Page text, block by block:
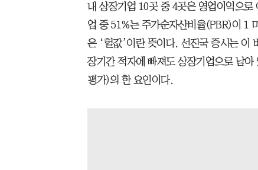
내 상장기업 10곳 중 4곳은 영업이익으로
업 중 51%는 주가순자산비율(PBR)이 1
은 ‘헐값’이란 뜻이다. 선진국 증시는 이
장기간 적자에 빠져도 상장기업으로 남
평가)의 한 요인이다.